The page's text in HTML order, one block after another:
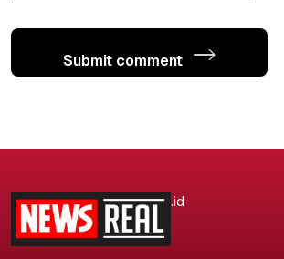
Submit comment
.id